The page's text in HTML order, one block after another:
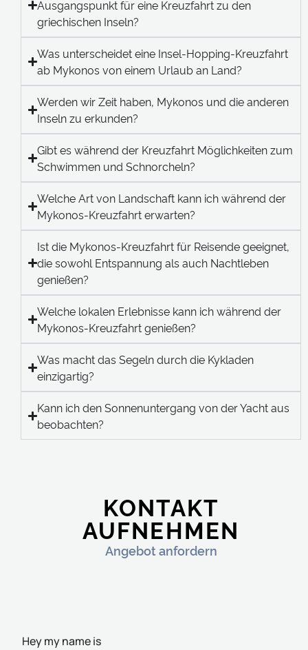
Ausgangspunkt für eine Kreuzfahrt zu den
griechischen Inseln?
Was unterscheidet eine Insel-Hopping-Kreuzfahrt
ab Mykonos von einem Urlaub an Land?
Werden wir Zeit haben, Mykonos und die anderen
Inseln zu erkunden?
Gibt es während der Kreuzfahrt Möglichkeiten zum
Schwimmen und Schnorcheln?
Welche Art von Landschaft kann ich während der
Mykonos-Kreuzfahrt erwarten?
Ist die Mykonos-Kreuzfahrt für Reisende geeignet,
die sowohl Entspannung als auch Nachtleben
genießen?
Welche lokalen Erlebnisse kann ich während der
Mykonos-Kreuzfahrt genießen?
Was macht das Segeln durch die Kykladen
einzigartig?
Kann ich den Sonnenuntergang von der Yacht aus
beobachten?
KONTAKT
AUFNEHMEN
Angebot anfordern
Hey my name is